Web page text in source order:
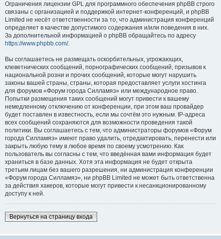
Ограничения лицензии GPL для программного обеспечения phpBB строго
связаны с организацией и поддержкой интернет-конференций, и phpBB
Limited не несёт ответственности за то, что администрация конференций
определяет в качестве допустимого содержания и/или поведения в них.
За дополнительной информацией о phpBB обращайтесь по адресу
https://www.phpbb.com/.
Вы соглашаетесь не размещать оскорбительных, угрожающих,
клеветнических сообщений, порнографических сообщений, призывов к
национальной розни и прочих сообщений, которые могут нарушить
законы вашей страны, страны, которая предоставляет услуги хостинга
для форумов «Форум города Силламяэ» или международное право.
Попытки размещения таких сообщений могут привести к вашему
немедленному отключению от конференции, при этом ваш провайдер
будет поставлен в известность, если мы сочтём это нужным. IP-адреса
всех сообщений сохраняются для возможности проведения такой
политики. Вы соглашаетесь с тем, что администраторы форумов «Форум
города Силламяэ» имеют право удалить, отредактировать, перенести или
закрыть любую тему в любое время по своему усмотрению. Как
пользователь вы согласны с тем, что введённая вами информация будет
храниться в базе данных. Хотя эта информация не будет открыта
третьим лицам без вашего разрешения, ни администрация конференции
«Форум города Силламяэ», ни phpBB Limited не может быть ответственна
за действия хакеров, которые могут привести к несанкционированному
доступу к ней.
Вернуться на страницу входа